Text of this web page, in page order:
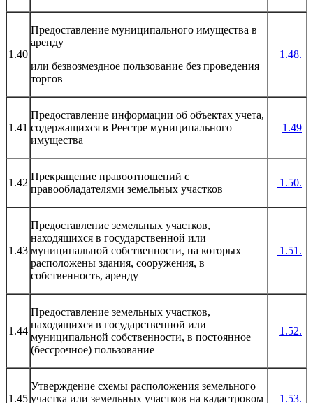
1.40
Предоставление муниципального имущества в
аренду
или безвозмездное пользование без проведения
торгов
1.48.
1.41
Предоставление информации об объектах учета,
содержащихся в Реестре муниципального
имущества
1.49
1.42
Прекращение правоотношений с
правообладателями земельных участков
1.50.
1.43
Предоставление земельных участков,
находящихся в государственной или
муниципальной собственности, на которых
расположены здания, сооружения, в
собственность, аренду
1.51.
1.44
Предоставление земельных участков,
находящихся в государственной или
муниципальной собственности, в постоянное
(бессрочное) пользование
1.52.
1.45
Утверждение схемы расположения земельного
участка или земельных участков на кадастровом
1.53.